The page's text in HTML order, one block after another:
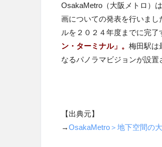
OsakaMetro（大阪メトロ）
画についての発表を行いま
ルを２０２４年度までに完了
ン・ターミナル」。 梅田駅は
なるパノラマビジョンが設置
【出典元】
→OsakaMetro＞地下空間の